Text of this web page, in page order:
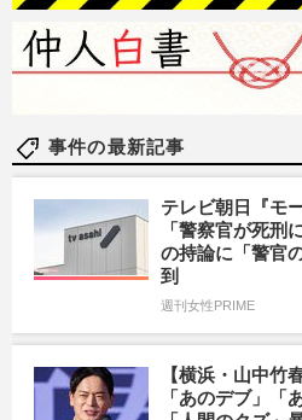
事件の最新記事
テレビ朝日『モ
「警察官が死刑
の持論に「警官
到
週刊女性PRIME
【横浜・山中竹
「あのデブ」「